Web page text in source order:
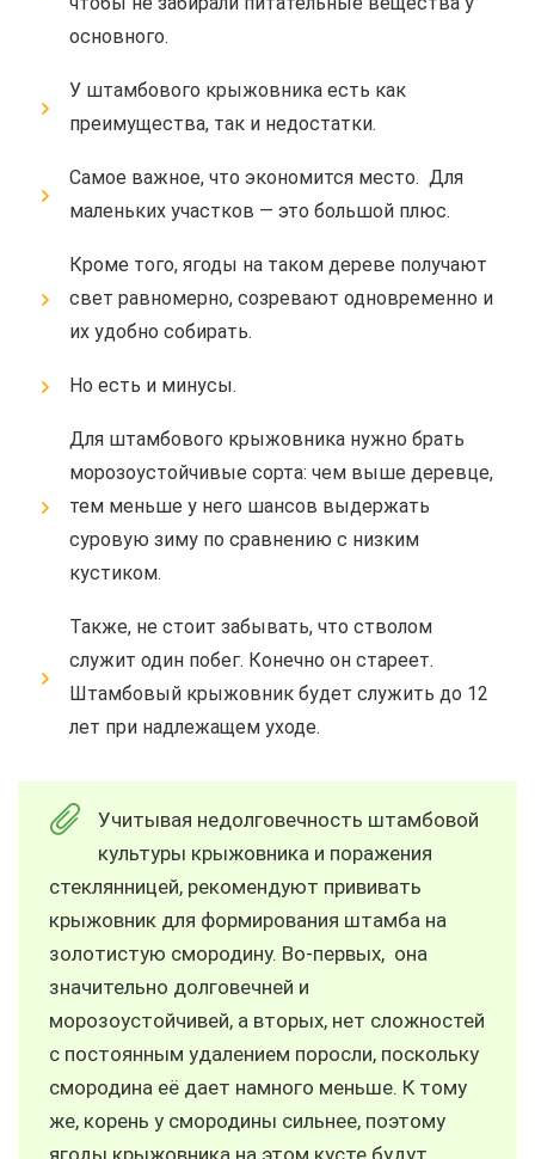
основного.
У штамбового крыжовника есть как
преимущества, так и недостатки.
Самое важное, что экономится место. Для
маленьких участков — это большой плюс.
Кроме того, ягоды на таком дереве получают
свет равномерно, созревают одновременно и
их удобно собирать.
Но есть и минусы.
Для штамбового крыжовника нужно брать
морозоустойчивые сорта: чем выше деревце,
тем меньше у него шансов выдержать
суровую зиму по сравнению с низким
кустиком.
Также, не стоит забывать, что стволом
служит один побег. Конечно он стареет.
Штамбовый крыжовник будет служить до 12
лет при надлежащем уходе.
Учитывая недолговечность штамбовой
культуры крыжовника и поражения
стеклянницей, рекомендуют прививать
крыжовник для формирования штамба на
золотистую смородину. Во-первых, она
значительно долговечней и
морозоустойчивей, а вторых, нет сложностей
с постоянным удалением поросли, поскольку
смородина её дает намного меньше. К тому
же, корень у смородины сильнее, поэтому